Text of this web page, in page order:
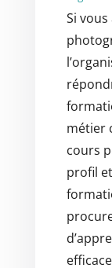
Si
métier
cours
profil